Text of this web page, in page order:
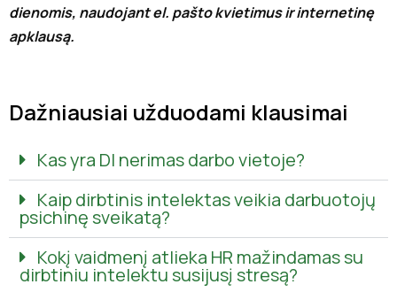
dienomis, naudojant el. pašto kvietimus ir internetinę
apklausą.
Dažniausiai užduodami klausimai
Kas yra DI nerimas darbo vietoje?
Kaip dirbtinis intelektas veikia darbuotojų
psichinę sveikatą?
Kokį vaidmenį atlieka HR mažindamas su
dirbtiniu intelektu susijusį stresą?